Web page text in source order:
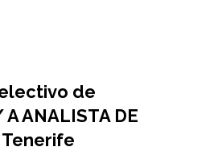
de
ANALISTA DE
Tenerife